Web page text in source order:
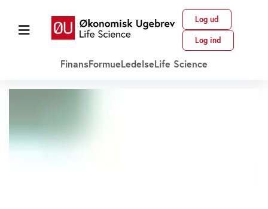
Log ud
Log ind
FinansFormueLedelseLife Science